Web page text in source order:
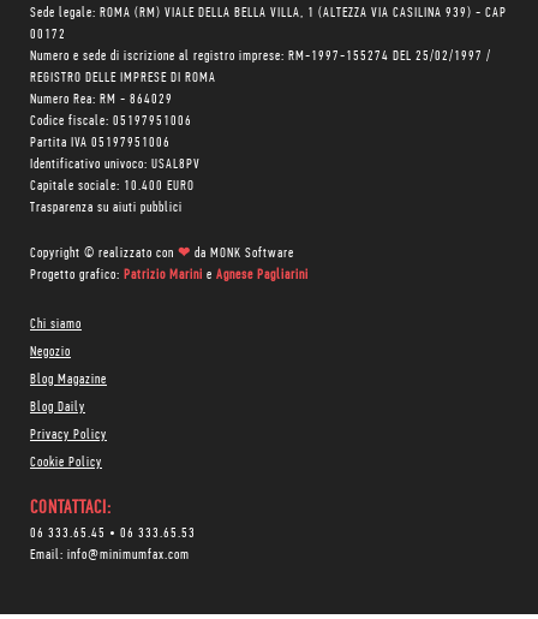
Sede legale: ROMA (RM) VIALE DELLA BELLA VILLA, 1 (ALTEZZA VIA CASILINA 939) - CAP
00172
Numero e sede di iscrizione al registro imprese: RM-1997-155274 DEL 25/02/1997 /
REGISTRO DELLE IMPRESE DI ROMA
Numero Rea: RM - 864029
Codice fiscale: 05197951006
Partita IVA 05197951006
Identificativo univoco: USAL8PV
Capitale sociale: 10.400 EURO
Trasparenza su aiuti pubblici
Copyright © realizzato con ❤ da MONK Software
Progetto grafico: Patrizio Marini e Agnese Pagliarini
Chi siamo
Negozio
Blog Magazine
Blog Daily
Privacy Policy
Cookie Policy
CONTATTACI:
06 333.65.45 • 06 333.65.53
Email: info@minimumfax.com